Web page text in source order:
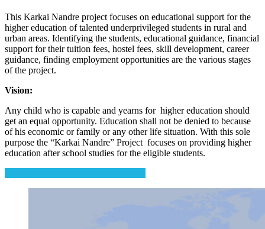
This Karkai Nandre project focuses on educational support for the
higher education of talented underprivileged students in rural and
urban areas. Identifying the students, educational guidance, financial
support for their tuition fees, hostel fees, skill development, career
guidance, finding employment opportunities are the various stages
of the project.
Vision:
Any child who is capable and yearns for higher education should
get an equal opportunity. Education shall not be denied to because
of his economic or family or any other life situation. With this sole
purpose the “Karkai Nandre” Project focuses on providing higher
education after school studies for the eligible students.